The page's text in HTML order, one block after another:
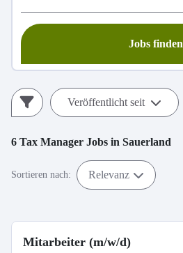
Jobs finden
Veröffentlicht seit
6 Tax Manager Jobs in Sauerland
Sortieren nach: Relevanz
Mitarbeiter (m/w/d)